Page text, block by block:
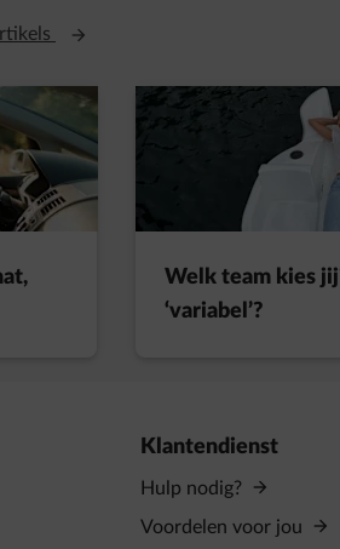
Opent in een nieuw tabblad
Welk team kies
‘variabel’?
Klantendienst
Hulp nodig?
Voordelen voor jou